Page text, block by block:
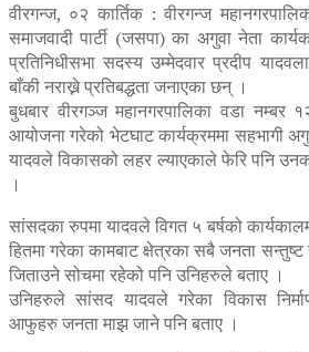
वीरगन्ज, ०२ कार्तिक : वीरगन्ज
समाजवादी पार्टी (जसपा) का अगुवा नेता
प्रतिनिधीसभा सदस्य उम्मेदवार प्रदीप
बाँकी नराख्ने प्रतिबद्धता जनाएका छन् ।
बुधबार वीरगञ्ज महानगरपालिका वडा नम्बर
आयोजना गरेको भेटघाट कार्यक्रममा सहभागी
यादवले विकासको लहर ल्याएकाले फेरि पनि
।
सांसदका रुपमा यादवले विगत ५ बर्षको
हितमा गरेका कामबाट क्षेत्रका सबै जनता
जिताउने सोचमा रहेको पनि उनिहरुले बताए ।
उनिहरुले सांसद यादवले गरेका विकास
आफुहरु जनता माझ जाने पनि बताए ।